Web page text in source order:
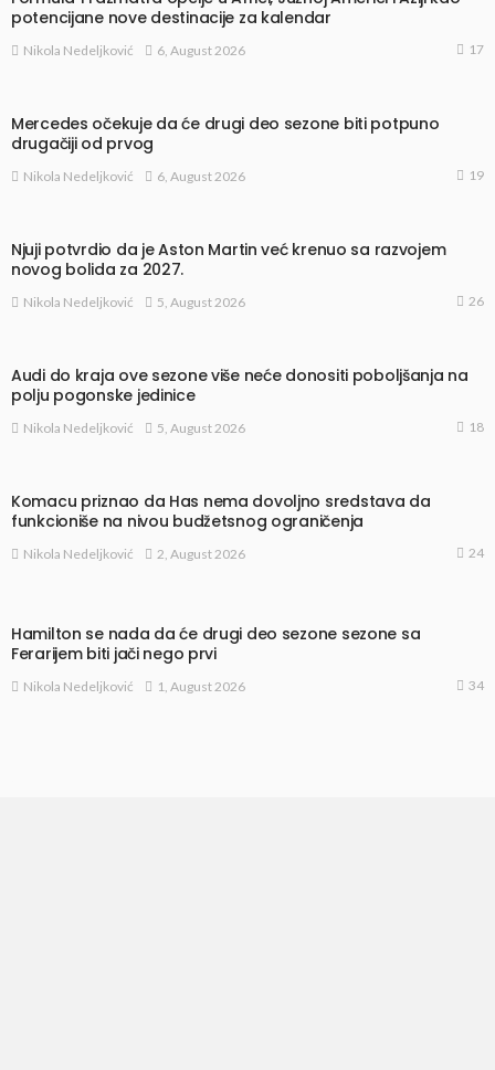
potencijane nove destinacije za kalendar
Nikola Nedeljković 6, August 2026 17
Mercedes očekuje da će drugi deo sezone biti potpuno
drugačiji od prvog
Nikola Nedeljković 6, August 2026 19
Njuji potvrdio da je Aston Martin već krenuo sa razvojem
novog bolida za 2027.
Nikola Nedeljković 5, August 2026 26
Audi do kraja ove sezone više neće donositi poboljšanja na
polju pogonske jedinice
Nikola Nedeljković 5, August 2026 18
Komacu priznao da Has nema dovoljno sredstava da
funkcioniše na nivou budžetsnog ograničenja
Nikola Nedeljković 2, August 2026 24
Hamilton se nada da će drugi deo sezone sezone sa
Ferarijem biti jači nego prvi
Nikola Nedeljković 1, August 2026 34